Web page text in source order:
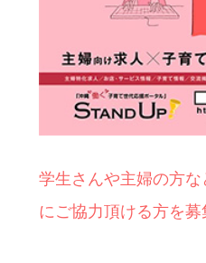
学生さんや主婦の方
にご協力頂ける方を募